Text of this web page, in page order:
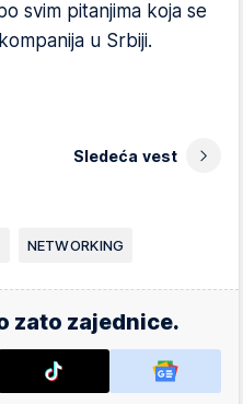
svim pitanjima koja se
u Srbiji.
Sledeća vest
NETWORKING
zato zajednice.